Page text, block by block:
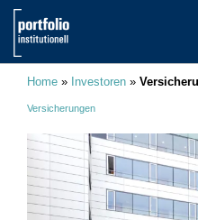
Home » Investoren »
Versicherungen